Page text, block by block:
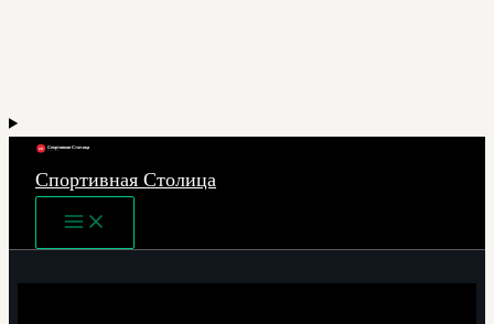
Спортивная Столица
Main
Menu